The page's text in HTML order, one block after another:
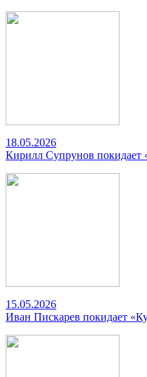
18.05.2026
Кирилл Супрунов покидает
15.05.2026
Иван Пискарев покидает